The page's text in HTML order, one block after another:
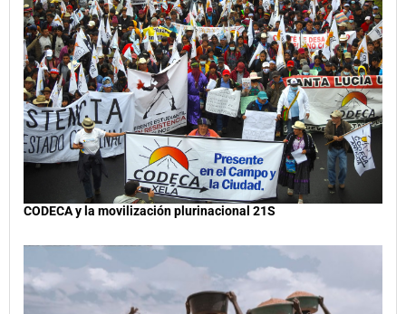
CODECA y la movilización plurinacional 21S